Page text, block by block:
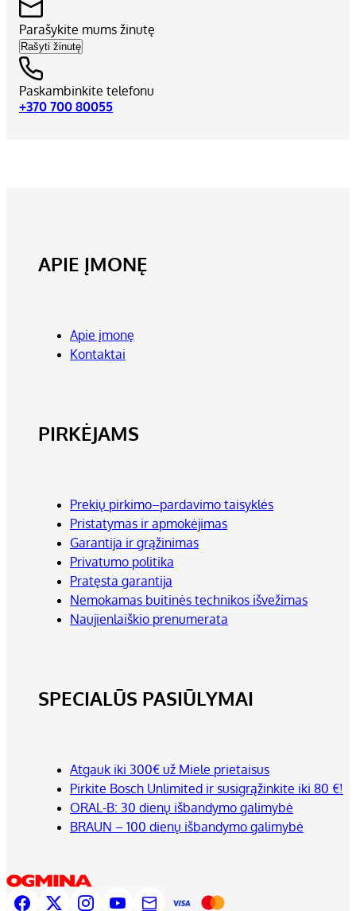
Parašykite mums žinutę
Rašyti žinutę
Paskambinkite telefonu
+370 700 80055
APIE ĮMONĘ
Apie įmonę
Kontaktai
PIRKĖJAMS
Prekių pirkimo–pardavimo taisyklės
Pristatymas ir apmokėjimas
Garantija ir grąžinimas
Privatumo politika
Pratęsta garantija
Nemokamas buitinės technikos išvežimas
Naujienlaiškio prenumerata
SPECIALŪS PASIŪLYMAI
Atgauk iki 300€ už Miele prietaisus
Pirkite Bosch Unlimited ir susigrąžinkite iki 80 €!
ORAL-B: 30 dienų išbandymo galimybė
BRAUN – 100 dienų išbandymo galimybė